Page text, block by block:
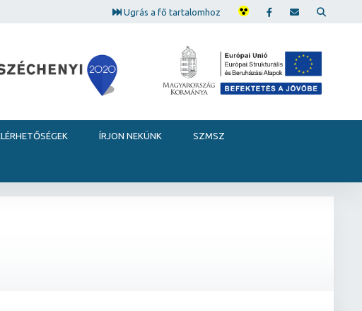
Ugrás a fő tartalomhoz
ÍRJON NEKÜNK SZMSZ